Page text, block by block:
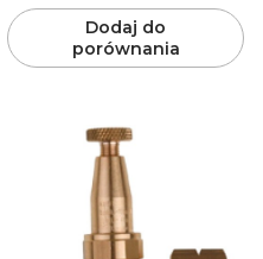
Dodaj do
porównania